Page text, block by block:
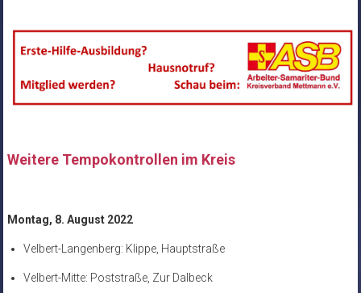
Weitere Tempokontrollen im Kreis
Montag, 8. August 2022
Velbert-Langenberg: Klippe, Hauptstraße
Velbert-Mitte: Poststraße, Zur Dalbeck